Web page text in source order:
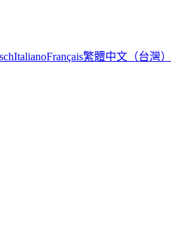
ItalianoFrançais繁體中文（台灣）